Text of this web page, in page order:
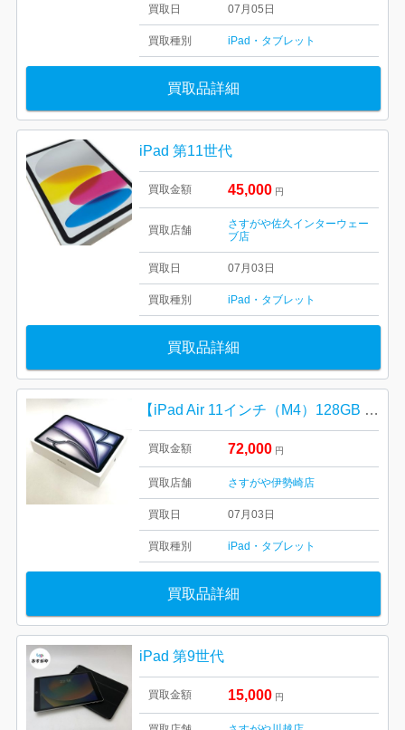
買取日 07月05日
買取種別 iPad・タブレット
買取品詳細
iPad 第11世代
買取金額 45,000 円
買取店舗
さすがや佐久インターウェー
ブ店
買取日 07月03日
買取種別 iPad・タブレット
買取品詳細
【iPad Air 11インチ（M4）128GB Wi-Fiモデル】未使用品 高価買取｜伊勢崎市市場町
買取金額 72,000 円
買取店舗 さすがや伊勢崎店
買取日 07月03日
買取種別 iPad・タブレット
買取品詳細
iPad 第9世代
買取金額 15,000 円